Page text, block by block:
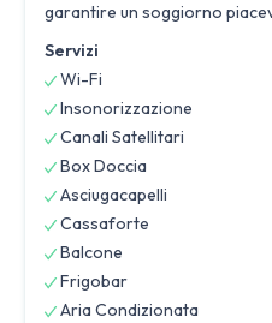
garantire un soggiorno
Servizi
Wi-Fi
Insonorizzazione
Canali Satellitari
Box Doccia
Asciugacapelli
Cassaforte
Balcone
Frigobar
Aria Condizionata